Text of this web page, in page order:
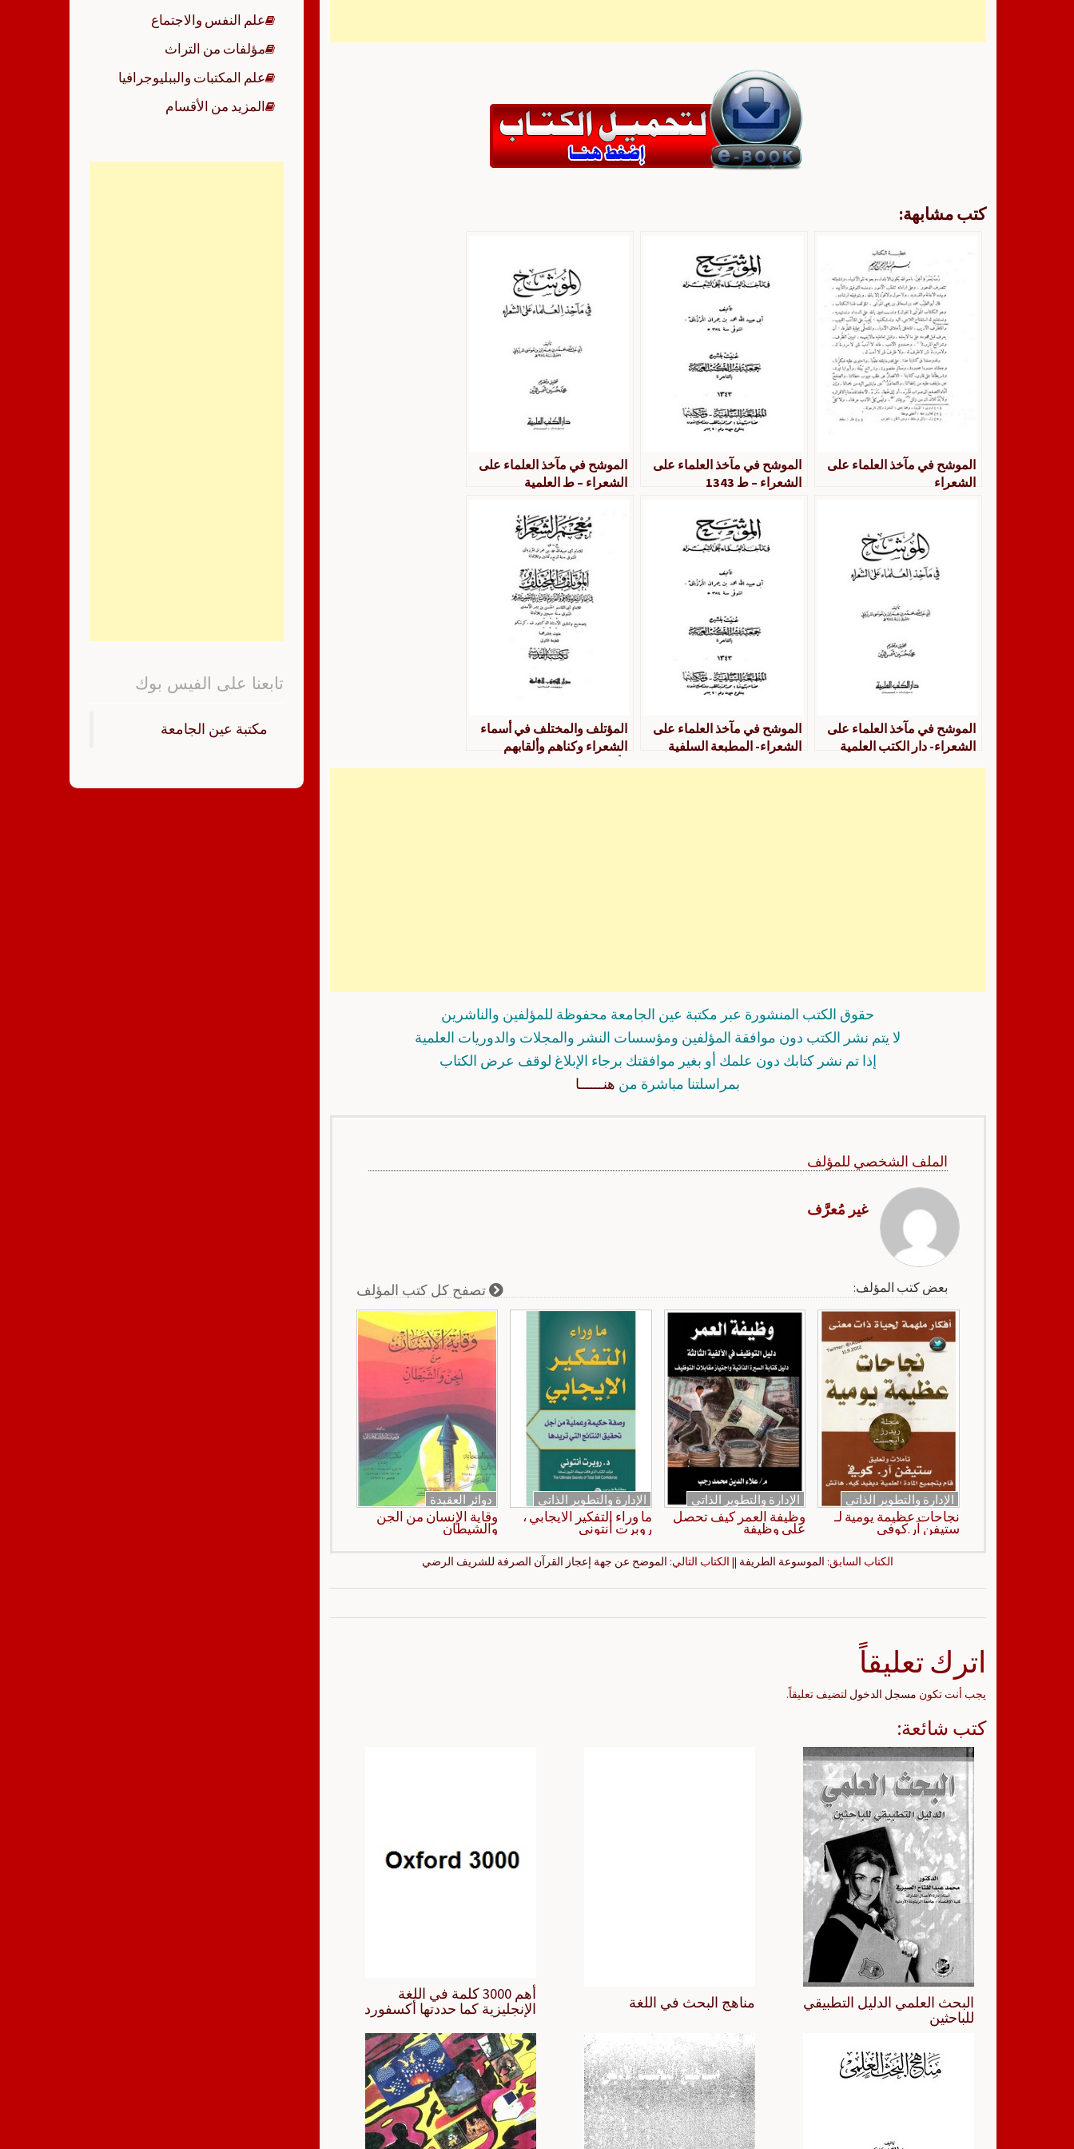
كتب مشابهة:
الموشح في مآخذ العلماء على
الشعراء
الموشح في مآخذ العلماء على
الشعراء – ط 1343
الموشح في مآخذ العلماء على
الشعراء – ط العلمية
الموشح في مآخذ العلماء على
الشعراء- دار الكتب العلمية
الموشح في مآخذ العلماء على
الشعراء- المطبعة السلفية
المؤتلف والمختلف في أسماء
الشعراء وكناهم وألقابهم
حقوق الكتب المنشورة عبر مكتبة عين الجامعة محفوظة للمؤلفين والناشرين
لا يتم نشر الكتب دون موافقة المؤلفين ومؤسسات النشر والمجلات والدوريات العلمية
إذا تم نشر كتابك دون علمك أو بغير موافقتك برجاء الإبلاغ لوقف عرض الكتاب
بمراسلتنا مباشرة من هنــــــا
الملف الشخصي للمؤلف
غير مُعرَّف
بعض كتب المؤلف: تصفح كل كتب المؤلف
الإدارة والتطوير الذاتي
نجاحات عظيمة يومية لـ
ستيفن آر.كوفي
الإدارة والتطوير الذاتي
وظيفة العمر كيف تحصل
على وظيفة
الإدارة والتطوير الذاتي
ما وراء التفكير الايجابي ،
روبرت أنتوني
دوائر العقيدة
وقاية الإنسان من الجن
والشيطان
الكتاب السابق: الموسوعة الطريفة || الكتاب التالي: الموضح عن جهة إعجاز القرآن الصرفة للشريف الرضي
اترك تعليقاً
يجب أنت تكون مسجل الدخول لتضيف تعليقاً.
كتب شائعة:
أهم 3000 كلمة في اللغة
الإنجليزية كما حددتها أكسفورد
مناهج البحث في اللغة
البحث العلمي الدليل التطبيقي
للباحثين
علم النفس والاجتماع
مؤلفات من التراث
علم المكتبات والببليوجرافيا
المزيد من الأقسام
تابعنا على الفيس بوك
‏مكتبة عين الجامعة‏